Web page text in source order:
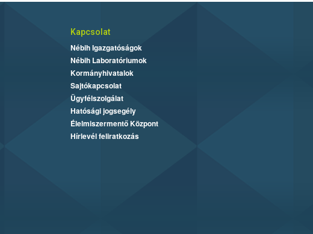
Kapcsolat
Nébih Igazgatóságok
Nébih Laboratóriumok
Kormányhivatalok
Sajtókapcsolat
Ügyfélszolgálat
Hatósági jogsegély
Élelmiszermentő Központ
Hírlevél feliratkozás